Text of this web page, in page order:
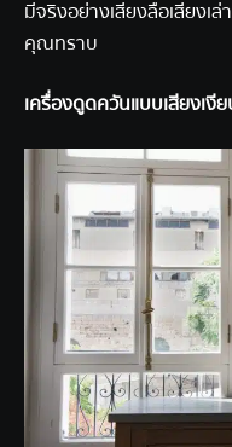
มีจริงอย่างเสียงลือเสียงเล่
คุณทราบ
เครื่องดูดควันแบบเสียงเ